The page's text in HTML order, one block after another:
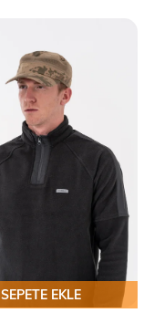
SEPETE EKLE